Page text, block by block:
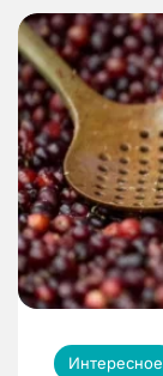
Интересное